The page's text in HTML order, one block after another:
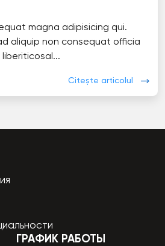
magna adipisicing qui.
aliquip non consequat officia
Citește articolul
ГРАФИК РАБОТЫ